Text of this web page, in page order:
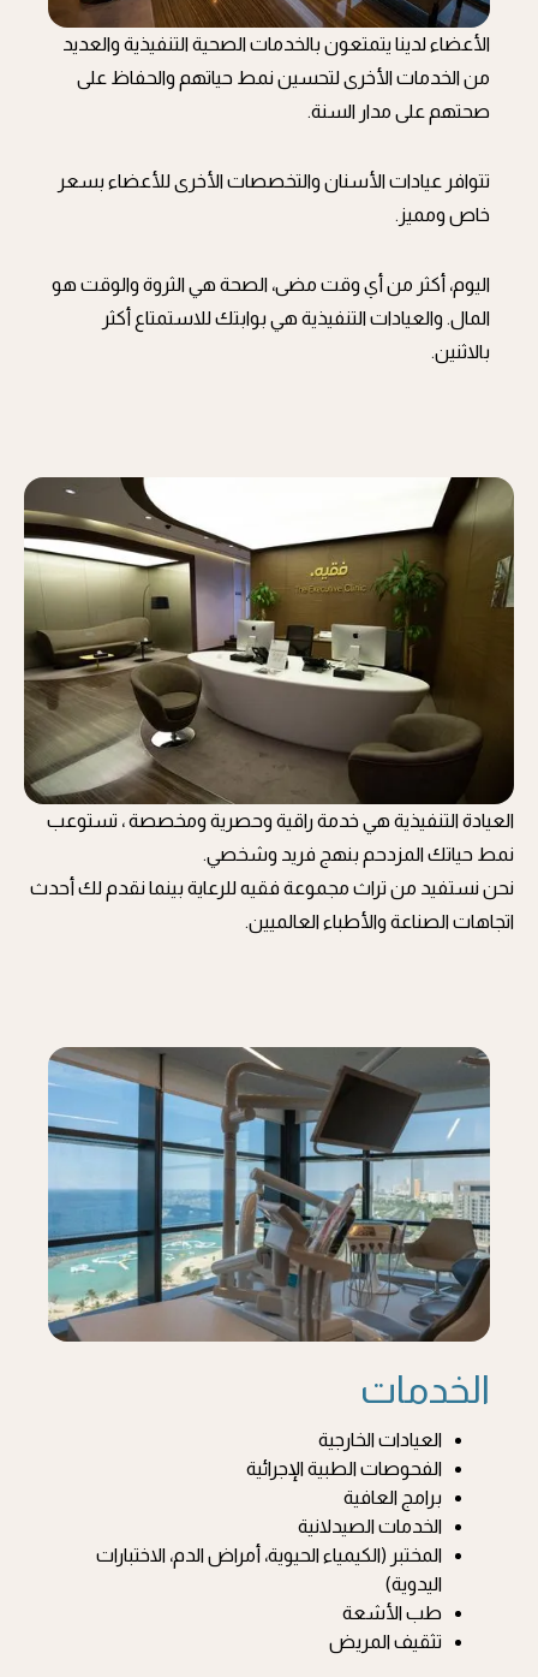
الأعضاء لدينا يتمتعون بالخدمات الصحية التنفيذية والعديد
من الخدمات الأخرى لتحسين نمط حياتهم والحفاظ على
صحتهم على مدار السنة.
تتوافر عيادات الأسنان والتخصصات الأخرى للأعضاء بسعر
خاص ومميز.
اليوم، أكثر من أي وقت مضى، الصحة هي الثروة والوقت هو
المال. والعيادات التنفيذية هي بوابتك للاستمتاع أكثر
بالاثنين.
العيادة التنفيذية هي خدمة راقية وحصرية ومخصصة ، تستوعب
نمط حياتك المزدحم بنهج فريد وشخصي.
نحن نستفيد من تراث مجموعة فقيه للرعاية بينما نقدم لك أحدث
اتجاهات الصناعة والأطباء العالميين.
الخدمات
العيادات الخارجية
الفحوصات الطبية الإجرائية
برامج العافية
الخدمات الصيدلانية
المختبر (الكيمياء الحيوية، أمراض الدم، الاختبارات
اليدوية)
طب الأشعة
تثقيف المريض